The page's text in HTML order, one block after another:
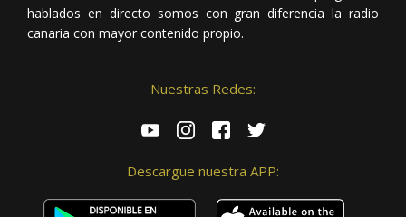
hablados en directo somos con gran diferencia la radio
canaria con mayor contenido propio.
Nuestras Redes:
Descargue nuestra APP: